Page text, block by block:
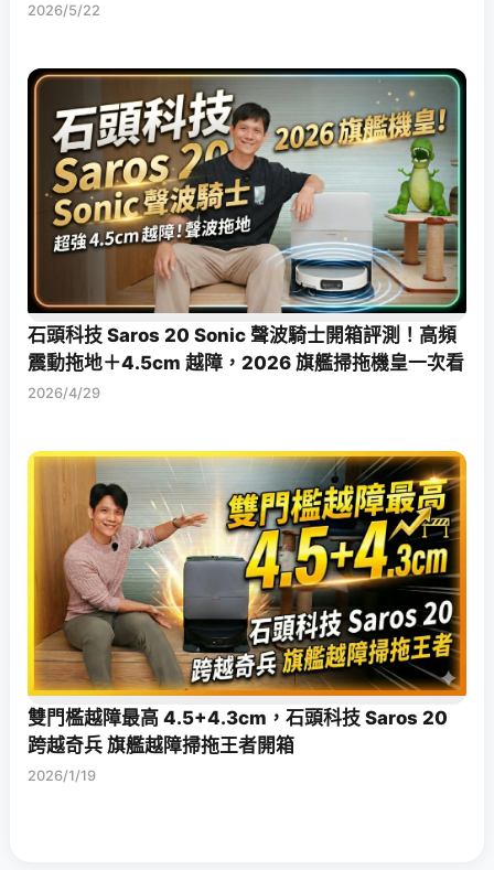
2026/5/22
石頭科技 Saros 20 Sonic 聲波騎士開箱評測！高頻
震動拖地＋4.5cm 越障，2026 旗艦掃拖機皇一次看
2026/4/29
雙門檻越障最高 4.5+4.3cm，石頭科技 Saros 20
跨越奇兵 旗艦越障掃拖王者開箱
2026/1/19